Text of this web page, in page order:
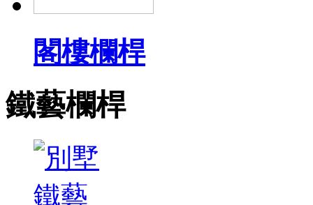
閣樓欄桿
鐵藝欄桿